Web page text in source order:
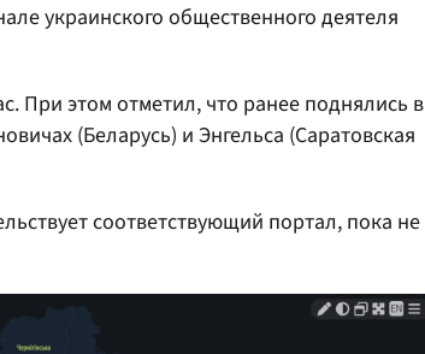
украинского общественного деятеля
При этом отметил, что ранее поднялись в
(Беларусь) и Энгельса (Саратовская
соответствующий портал, пока не